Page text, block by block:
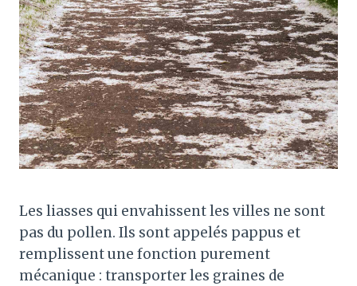
Les liasses qui envahissent les villes ne sont
pas du pollen. Ils sont appelés pappus et
remplissent une fonction purement
mécanique : transporter les graines de